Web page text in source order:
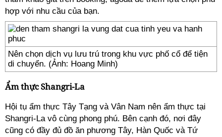
hợp với nhu cầu của bạn.
Nên chọn dịch vụ lưu trú trong khu vực phố cổ để tiện
di chuyển. (Ảnh: Hoang Minh)
Ẩm thực Shangri-La
Hội tụ ẩm thực Tây Tạng và Vân Nam nên ẩm thực tại
Shangri-La vô cùng phong phú. Bên cạnh đó, nơi đây
cũng có đầy đủ đồ ăn phương Tây, Hàn Quốc và Tứ